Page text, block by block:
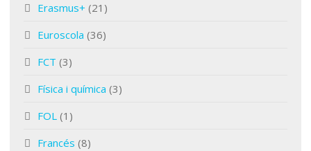
Erasmus+ (21)
Euroscola (36)
FCT (3)
Física i química (3)
FOL (1)
Francés (8)